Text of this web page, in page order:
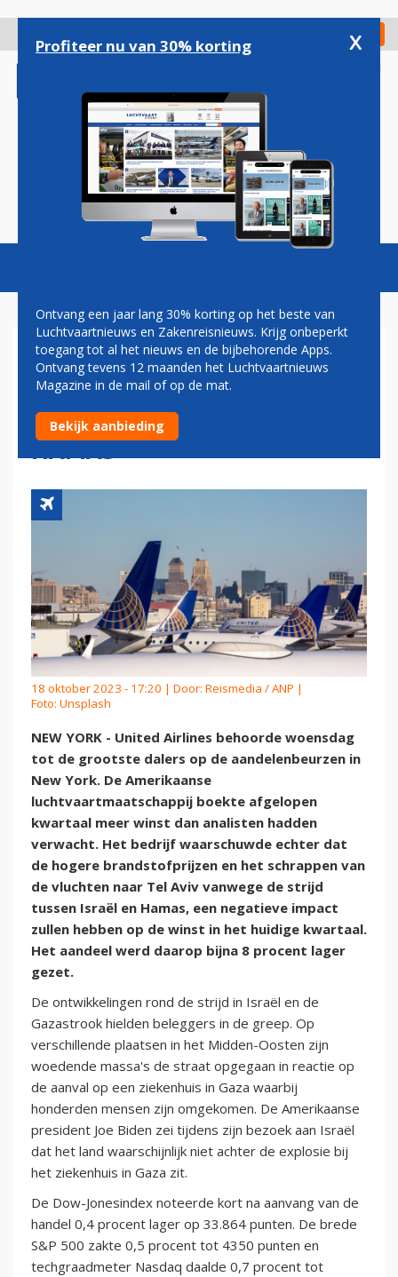
gaan
Check in
Magazine Podcasts Vacatures
UNITED VERLIEST FLINK OP
WALL STREET DOOR OLIE EN
STRIJD TUSSEN ISRAËL EN
HAMAS
18 oktober 2023 - 17:20 | Door: Reismedia / ANP |
Foto: Unsplash
NEW YORK - United Airlines behoorde woensdag
tot de grootste dalers op de aandelenbeurzen in
New York. De Amerikaanse
luchtvaartmaatschappij boekte afgelopen
kwartaal meer winst dan analisten hadden
verwacht. Het bedrijf waarschuwde echter dat
de hogere brandstofprijzen en het schrappen van
de vluchten naar Tel Aviv vanwege de strijd
tussen Israël en Hamas, een negatieve impact
zullen hebben op de winst in het huidige kwartaal.
Het aandeel werd daarop bijna 8 procent lager
gezet.
De ontwikkelingen rond de strijd in Israël en de
Gazastrook hielden beleggers in de greep. Op
verschillende plaatsen in het Midden-Oosten zijn
woedende massa's de straat opgegaan in reactie op
de aanval op een ziekenhuis in Gaza waarbij
honderden mensen zijn omgekomen. De Amerikaanse
president Joe Biden zei tijdens zijn bezoek aan Israël
dat het land waarschijnlijk niet achter de explosie bij
het ziekenhuis in Gaza zit.
De Dow-Jonesindex noteerde kort na aanvang van de
handel 0,4 procent lager op 33.864 punten. De brede
S&P 500 zakte 0,5 procent tot 4350 punten en
techgraadmeter Nasdaq daalde 0,7 procent tot
Profiteer nu van 30% korting x
Ontvang een jaar lang 30% korting op het beste van
Luchtvaartnieuws en Zakenreisnieuws. Krijg onbeperkt
toegang tot al het nieuws en de bijbehorende Apps.
Ontvang tevens 12 maanden het Luchtvaartnieuws
Magazine in de mail of op de mat.
Bekijk aanbieding